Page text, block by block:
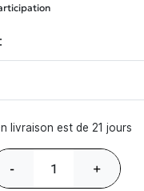
livraison est de 21 jours
- +